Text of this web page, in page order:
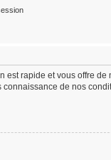
est rapide et vous offre
de nos